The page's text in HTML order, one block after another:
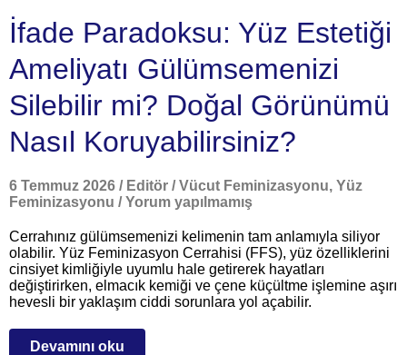
İfade Paradoksu: Yüz Estetiği
Ameliyatı Gülümsemenizi
Silebilir mi? Doğal Görünümü
Nasıl Koruyabilirsiniz?
6 Temmuz 2026 / Editör / Vücut Feminizasyonu, Yüz
Feminizasyonu / Yorum yapılmamış
Cerrahınız gülümsemenizi kelimenin tam anlamıyla siliyor
olabilir. Yüz Feminizasyon Cerrahisi (FFS), yüz özelliklerini
cinsiyet kimliğiyle uyumlu hale getirerek hayatları
değiştirirken, elmacık kemiği ve çene küçültme işlemine aşırı
hevesli bir yaklaşım ciddi sorunlara yol açabilir.
Devamını oku